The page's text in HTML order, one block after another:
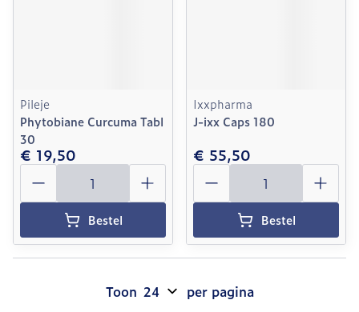
Pileje
Phytobiane Curcuma Tabl
30
€ 19,50
Aantal
Bestel
Ixxpharma
J-ixx Caps 180
€ 55,50
Aantal
Bestel
Toon per pagina